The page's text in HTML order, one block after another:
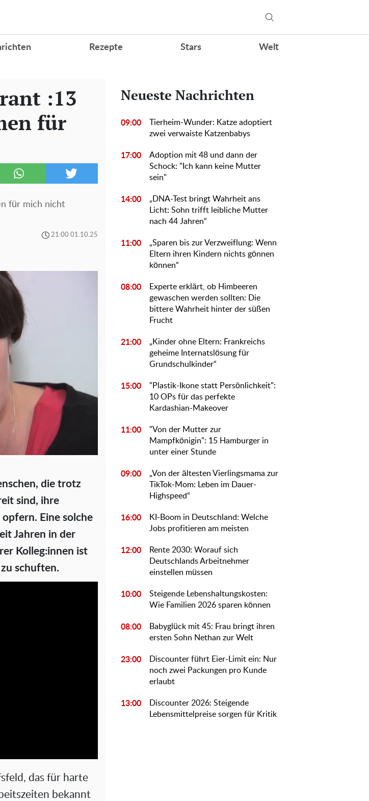
Rezepte Stars Welt
:13
für
für mich nicht
21:00 01.10.25
die trotz
sind, ihre
Eine solche
Jahren in der
Kolleg:innen ist
schuften.
das für harte
bekannt
Neueste Nachrichten
09:00
Tierheim-Wunder: Katze adoptiert
zwei verwaiste Katzenbabys
17:00
Adoption mit 48 und dann der
Schock: "Ich kann keine Mutter
sein"
14:00
„DNA-Test bringt Wahrheit ans
Licht: Sohn trifft leibliche Mutter
nach 44 Jahren“
11:00
„Sparen bis zur Verzweiflung: Wenn
Eltern ihren Kindern nichts gönnen
können“
08:00
Experte erklärt, ob Himbeeren
gewaschen werden sollten: Die
bittere Wahrheit hinter der süßen
Frucht
21:00
„Kinder ohne Eltern: Frankreichs
geheime Internatslösung für
Grundschulkinder“
15:00
"Plastik-Ikone statt Persönlichkeit":
10 OPs für das perfekte
Kardashian-Makeover
11:00
"Von der Mutter zur
Mampfkönigin": 15 Hamburger in
unter einer Stunde
09:00
„Von der ältesten Vierlingsmama zur
TikTok-Mom: Leben im Dauer-
Highspeed“
16:00
KI-Boom in Deutschland: Welche
Jobs profitieren am meisten
12:00
Rente 2030: Worauf sich
Deutschlands Arbeitnehmer
einstellen müssen
10:00
Steigende Lebenshaltungskosten:
Wie Familien 2026 sparen können
08:00
Babyglück mit 45: Frau bringt ihren
ersten Sohn Nethan zur Welt
23:00
Discounter führt Eier-Limit ein: Nur
noch zwei Packungen pro Kunde
erlaubt
13:00
Discounter 2026: Steigende
Lebensmittelpreise sorgen für Kritik